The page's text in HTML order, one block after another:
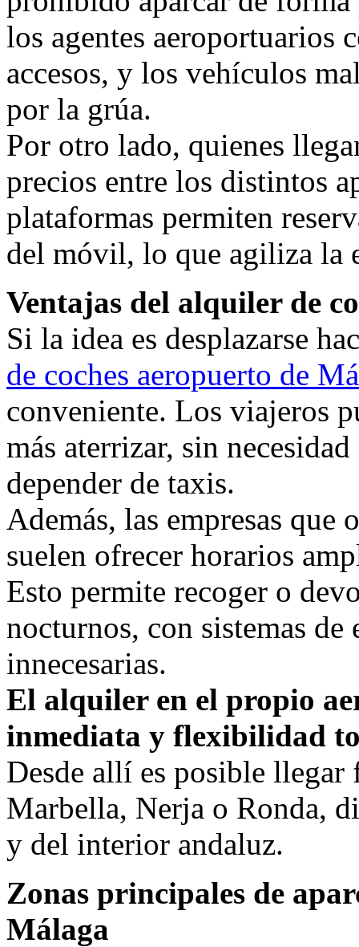
los agentes aeroportuarios
accesos, y los vehículos
por la grúa.
Por otro lado, quienes
precios entre los distintos
plataformas permiten
del móvil, lo que agiliza la
Ventajas del alquiler de
Si la idea es desplazarse
de coches aeropuerto de
conveniente. Los viajeros
más aterrizar, sin
depender de taxis.
Además, las empresas que
suelen ofrecer horarios
Esto permite recoger o
nocturnos, con sistemas de
innecesarias.
El alquiler en el propio
inmediata y flexibilidad
Desde allí es posible llegar
Marbella, Nerja o Ronda,
y del interior andaluz.
Zonas principales de
Málaga